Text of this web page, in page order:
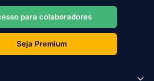
para colaboradores
Seja Premium